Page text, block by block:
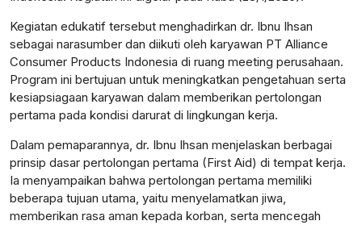
Kegiatan edukatif tersebut menghadirkan dr. Ibnu Ihsan
sebagai narasumber dan diikuti oleh karyawan PT Alliance
Consumer Products Indonesia di ruang meeting perusahaan.
Program ini bertujuan untuk meningkatkan pengetahuan serta
kesiapsiagaan karyawan dalam memberikan pertolongan
pertama pada kondisi darurat di lingkungan kerja.
Dalam pemaparannya, dr. Ibnu Ihsan menjelaskan berbagai
prinsip dasar pertolongan pertama (First Aid) di tempat kerja.
Ia menyampaikan bahwa pertolongan pertama memiliki
beberapa tujuan utama, yaitu menyelamatkan jiwa,
memberikan rasa aman kepada korban, serta mencegah